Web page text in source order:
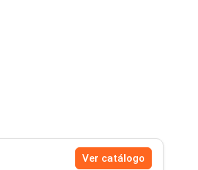
Ver catálogo